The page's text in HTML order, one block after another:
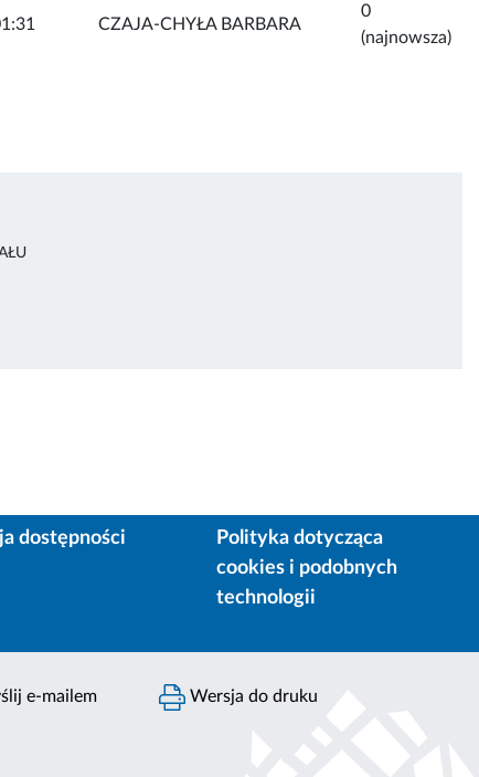
CZAJA-CHYŁA BARBARA
0
(najnowsza)
dostępności
Polityka dotycząca
cookies i podobnych
technologii
e-mailem Wersja do druku